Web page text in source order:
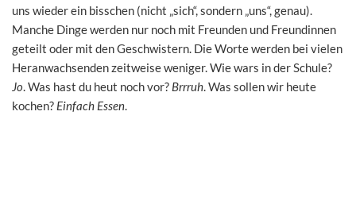
uns wieder ein bisschen (nicht „sich“, sondern „uns“, genau).
Manche Dinge werden nur noch mit Freunden und Freundinnen
geteilt oder mit den Geschwistern. Die Worte werden bei vielen
Heranwachsenden zeitweise weniger. Wie wars in der Schule?
Jo. Was hast du heut noch vor? Brrruh. Was sollen wir heute
kochen? Einfach Essen.